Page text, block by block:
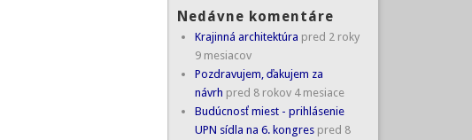
Nedávne komentáre
Krajinná architektúra pred 2 roky
9 mesiacov
Pozdravujem, ďakujem za
návrh pred 8 rokov 4 mesiace
Budúcnosť miest - prihlásenie
UPN sídla na 6. kongres pred 8